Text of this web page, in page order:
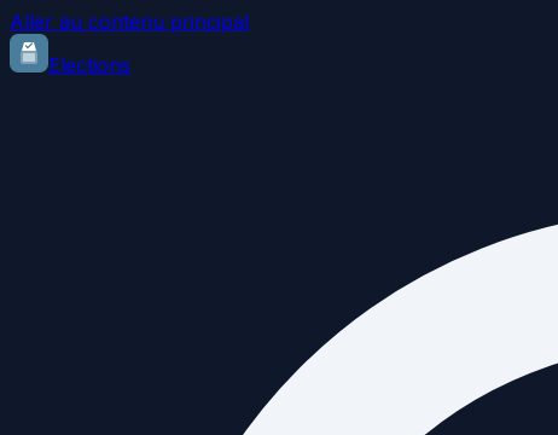
Aller au contenu principal
Elections